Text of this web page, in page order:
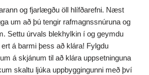
​​og fjarlægðu öll hlífðarefni. Næst
um að þú tengir rafmagnssnúruna og
Settu úrvals blekhylkin í og ​​geymdu
á barmi þess að klára! Fylgdu
á skjánum til að klára uppsetninguna
skaltu ljúka uppbyggingunni með því